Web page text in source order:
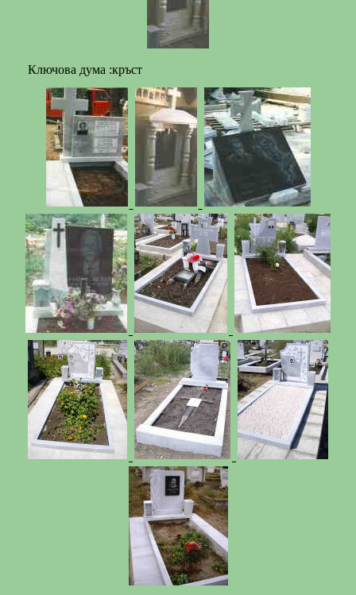
Ключова дума :кръст